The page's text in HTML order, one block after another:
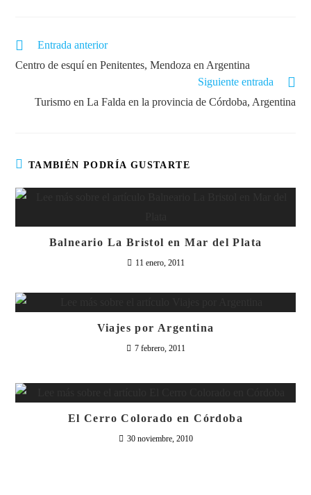
Entrada anterior
Centro de esquí en Penitentes, Mendoza en Argentina
Siguiente entrada
Turismo en La Falda en la provincia de Córdoba, Argentina
TAMBIÉN PODRÍA GUSTARTE
Balneario La Bristol en Mar del Plata
11 enero, 2011
Viajes por Argentina
7 febrero, 2011
El Cerro Colorado en Córdoba
30 noviembre, 2010